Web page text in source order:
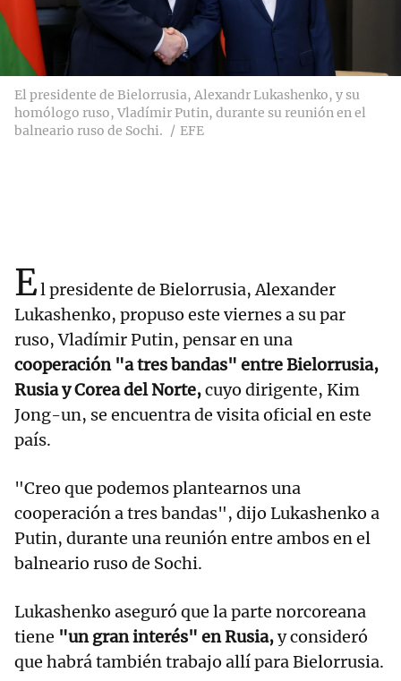
El presidente de Bielorrusia, Alexandr Lukashenko, y su
homólogo ruso, Vladímir Putin, durante su reunión en el
balneario ruso de Sochi.
EFE
El presidente de Bielorrusia, Alexander
Lukashenko, propuso este viernes a su par
ruso, Vladímir Putin, pensar en una
cooperación "a tres bandas" entre Bielorrusia,
Rusia y Corea del Norte,cuyo dirigente, Kim
Jong-un, se encuentra de visita oficial en este
país.
"Creo que podemos plantearnos una
cooperación a tres bandas", dijo Lukashenko a
Putin, durante una reunión entre ambos en el
balneario ruso de Sochi.
Lukashenko aseguró que la parte norcoreana
tiene "un gran interés" en Rusia,y consideró
que habrá también trabajo allí para Bielorrusia.